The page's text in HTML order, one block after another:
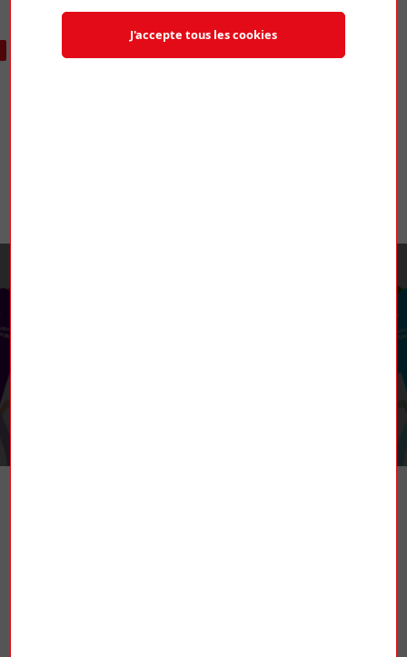
ARTICLES SIMILAIRES
J'accepte tous les cookies